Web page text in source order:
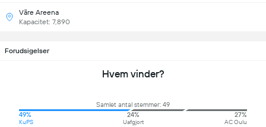
Väre Areena
Kapacitet: 7,890
Forudsigelser
Hvem vinder?
Samlet antal stemmer: 49
49%
KuPS
24%
Uafgjort
27%
AC Oulu